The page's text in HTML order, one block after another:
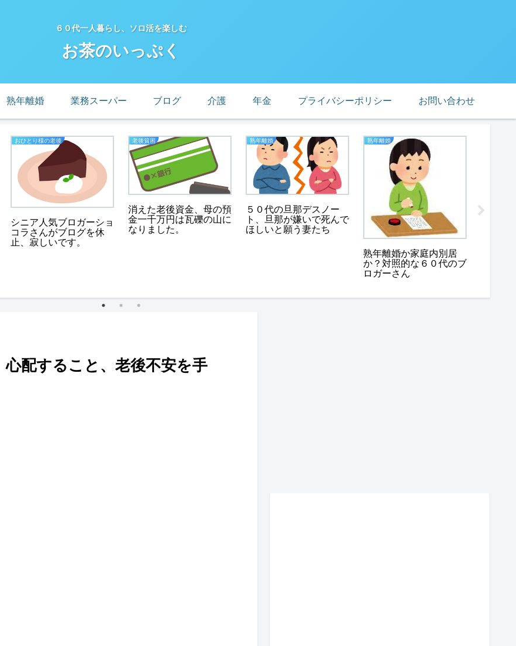
６０代一人暮らし、ソロ活を楽しむ
お茶のいっぷく
熟年離婚 業務スーパー ブログ 介護 年金 プライバシーポリシー お問い合わせ
おひとり様の老後
シニア人気ブロガーショ
コラさんがブログを休
止、寂しいです。
老後貧困
消えた老後資金、母の預
金一千万円は瓦礫の山に
なりました。
熟年離婚
５０代の旦那デスノー
ト、旦那が嫌いで死んで
ほしいと願う妻たち
熟年離婚
熟年離婚か家庭内別居
か？対照的な６０代のブ
ロガーさん
奇跡の
配すること、老後不安を手